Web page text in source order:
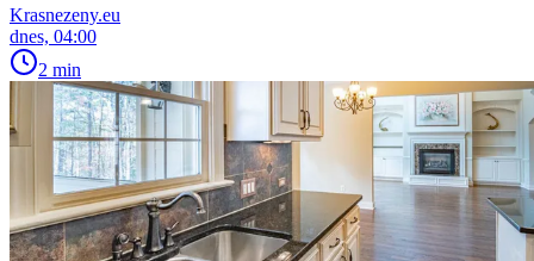
Krasnezeny.eu
dnes, 04:00
2 min